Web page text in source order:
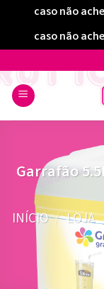
caso não
caso não
to
content
Garrafão
INÍCIO / LOJA